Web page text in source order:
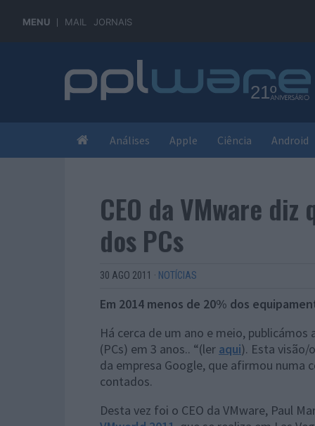
MENU MAIL JORNAIS
Análises Apple Ciência Android
CEO da VMware
dos PCs
30 AGO 2011 · NOTÍCIAS
Em 2014 menos de 20% dos
Há cerca de um ano e meio,
(PCs) em 3 anos.. “(ler aqui). Esta visão/
da empresa Google, que afirmou numa
contados.
Desta vez foi o CEO da VMware, Paul